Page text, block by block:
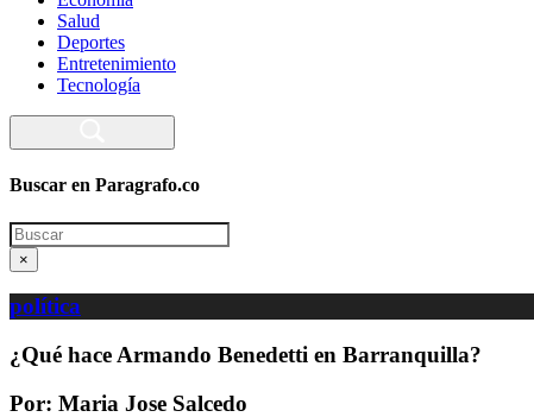
Salud
Deportes
Entretenimiento
Tecnología
Buscar en Paragrafo.co
Search
×
política
¿Qué hace Armando Benedetti en Barranquilla?
Por: Maria Jose Salcedo